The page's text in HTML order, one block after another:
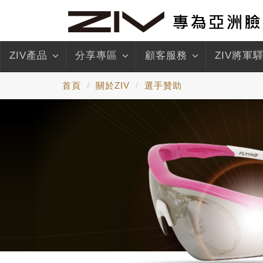
ZIV產品 分享專區 顧客服務 ZIV將軍
首頁 關於ZIV 選手贊助